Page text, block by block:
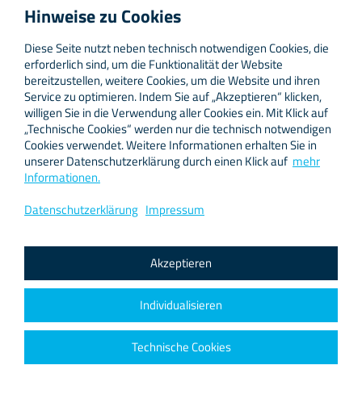
support
datenschutz
Projektpartner
Tierpark + Fossilium Bochum
netzfactor
01.04.2018 - 30.09.2021
PROfusionwechseln
Ihre IP: 216.73.217.34
Hinweise zu Cookies
Diese Seite nutzt neben technisch notwendigen Cookies, die
erforderlich sind, um die Funktionalität der Website
bereitzustellen, weitere Cookies, um die Website und ihren
Service zu optimieren. Indem Sie auf „Akzeptieren“ klicken,
willigen Sie in die Verwendung aller Cookies ein. Mit Klick auf
„Technische Cookies“ werden nur die technisch notwendigen
Cookies verwendet. Weitere Informationen erhalten Sie in
unserer Datenschutzerklärung durch einen Klick auf mehr
Informationen.
Datenschutzerklärung Impressum
Akzeptieren
Individualisieren
Technische Cookies